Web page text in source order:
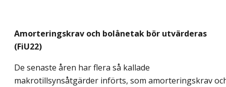
Amorteringskrav och bolånetak bör utvärderas
(FiU22)
De senaste åren har flera så kallade
makrotillsynsåtgärder införts, som amorteringskrav